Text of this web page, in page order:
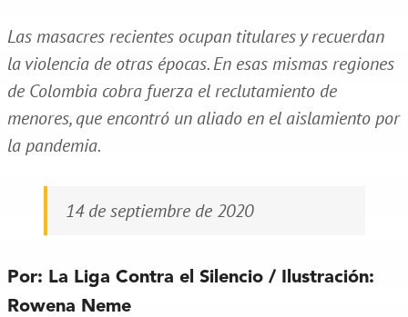
Las masacres recientes ocupan titulares y recuerdan
la violencia de otras épocas. En esas mismas regiones
de Colombia cobra fuerza el reclutamiento de
menores, que encontró un aliado en el aislamiento por
la pandemia.
14 de septiembre de 2020
Por: La Liga Contra el Silencio / Ilustración:
Rowena Neme